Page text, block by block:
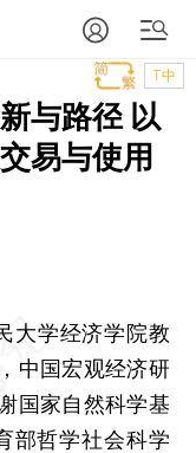
T中
与路径 以
易与使用
学经济学院教
中国宏观经济研
国家自然科学基
部哲学社会科学